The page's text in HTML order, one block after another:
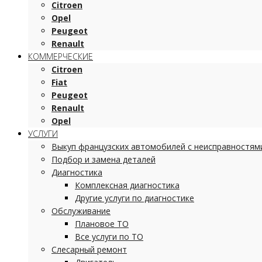
Citroen
Opel
Peugeot
Renault
КОММЕРЧЕСКИЕ
Citroen
Fiat
Peugeot
Renault
Opel
УСЛУГИ
Выкуп французских автомобилей с
Подбор и замена деталей
Диагностика
Комплексная диагностика
Другие услуги по диагностике
Обслуживание
Плановое ТО
Все услуги по ТО
Слесарный ремонт